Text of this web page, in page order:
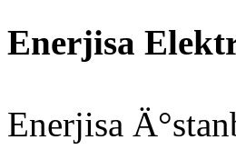
Enerjisa
Enerjisa